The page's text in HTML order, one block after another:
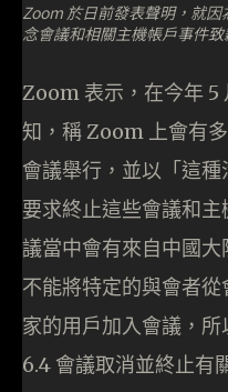
Zoom 於日前發表聲明，就
念會議和相關主機帳戶事件致
Zoom 表示，在今年 5
知，稱 Zoom 上會有
會議舉行，並以「這種
要求終止這些會議和
議當中會有來自中國
不能將特定的與會者
家的用戶加入會議，
6.4 會議取消並終止有